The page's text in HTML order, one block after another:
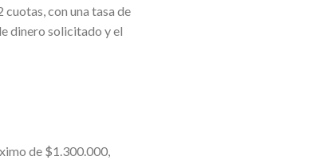
con una tasa de
dinero solicitado y el
de $1.300.000,